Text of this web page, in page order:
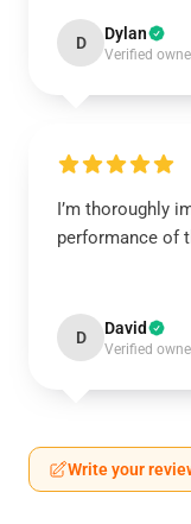
D Dylan
Verified
I’m thoroughly
performance of
D David
Verified
Write your